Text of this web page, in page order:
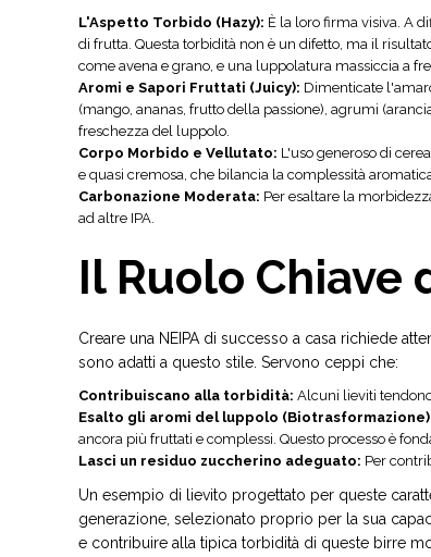
L'Aspetto Torbido (Hazy): È la loro firma visiva. A
di frutta. Questa torbidità non è un difetto, ma il
come avena e grano, e una luppolatura massiccia a
Aromi e Sapori Fruttati (Juicy): Dimenticate
(mango, ananas, frutto della passione), agrumi
freschezza del luppolo.
Corpo Morbido e Vellutato: L'uso generoso di
e quasi cremosa, che bilancia la complessità
Carbonazione Moderata: Per esaltare la
ad altre IPA.
Il Ruolo Chiave
Creare una NEIPA di successo a casa richiede
sono adatti a questo stile. Servono ceppi che:
Contribuiscano alla torbidità: Alcuni lieviti
Esalto gli aromi del luppolo
ancora più fruttati e complessi. Questo processo è
Lasci un residuo zuccherino adeguato: Per
Un esempio di lievito progettato per queste
generazione, selezionato proprio per la sua
e contribuire alla tipica torbidità di queste birre